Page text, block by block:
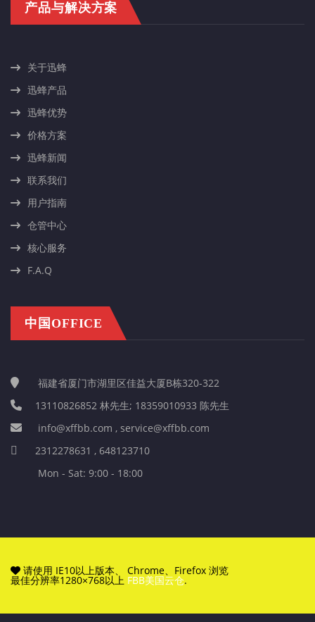
产品与解决方案
关于迅蜂
迅蜂产品
迅蜂优势
价格方案
迅蜂新闻
联系我们
用户指南
仓管中心
核心服务
F.A.Q
中国OFFICE
福建省厦门市湖里区佳益大厦B栋320-322
13110826852 林先生; 18359010933 陈先生
info@xffbb.com , service@xffbb.com
2312278631 , 648123710
Mon - Sat: 9:00 - 18:00
请使用 IE10以上版本、 Chrome、Firefox 浏览
最佳分辨率1280×768以上 FBB美国云仓.